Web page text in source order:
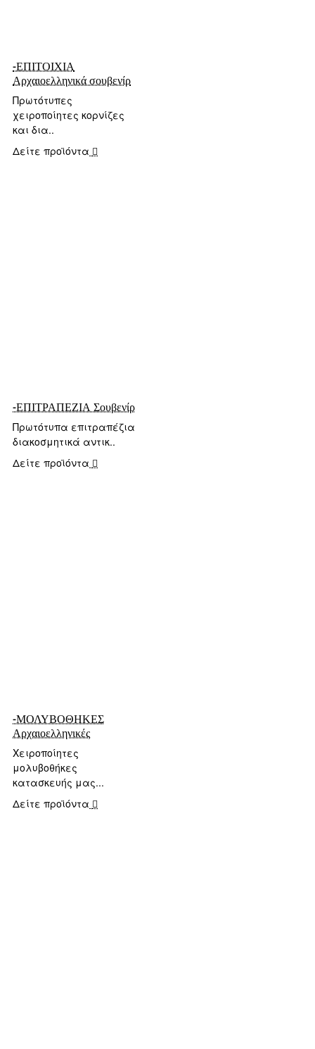
-ΕΠΙΤΟΙΧΙΑ
Αρχαιοελληνικά σουβενίρ
Πρωτότυπες
χειροποίητες κορνίζες
και δια..
Δείτε προϊόντα
-ΕΠΙΤΡΑΠΕΖΙΑ Σουβενίρ
Πρωτότυπα επιτραπέζια
διακοσμητικά αντικ..
Δείτε προϊόντα
-ΜΟΛΥΒΟΘΗΚΕΣ
Αρχαιοελληνικές
Χειροποίητες
μολυβοθήκες
κατασκευής μας...
Δείτε προϊόντα